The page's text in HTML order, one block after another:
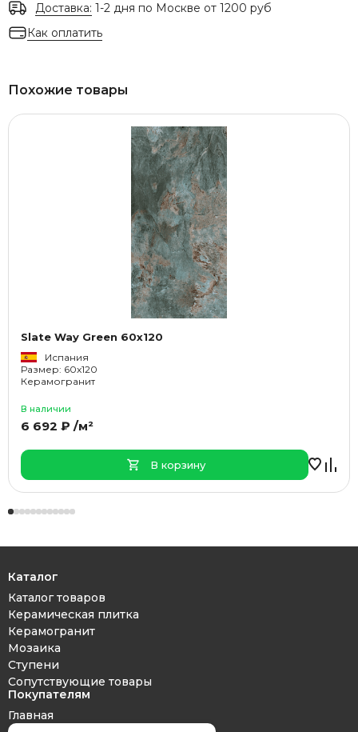
Доставка: 1-2 дня по Москве от 1200 руб
Как оплатить
Похожие товары
Slate Way Green 60x120
Испания
Размер: 60x120
Керамогранит
В наличии
6 692 ₽ /м²
В корзину
Каталог
Каталог товаров
Керамическая плитка
Керамогранит
Мозаика
Ступени
Сопутствующие товары
Покупателям
Главная